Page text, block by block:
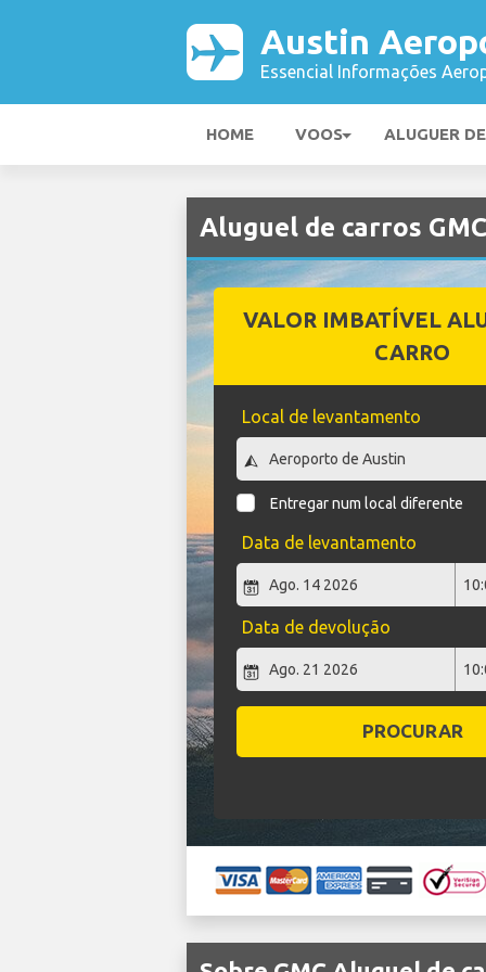
Austin
Essencial Informações
HOME VOOS ALUGUER
Aluguel de carros
VALOR IMBATÍVEL
CARRO
Local de levantamento
Entregar num local diferente
Data de levantamento
Data de devolução
PROCURAR